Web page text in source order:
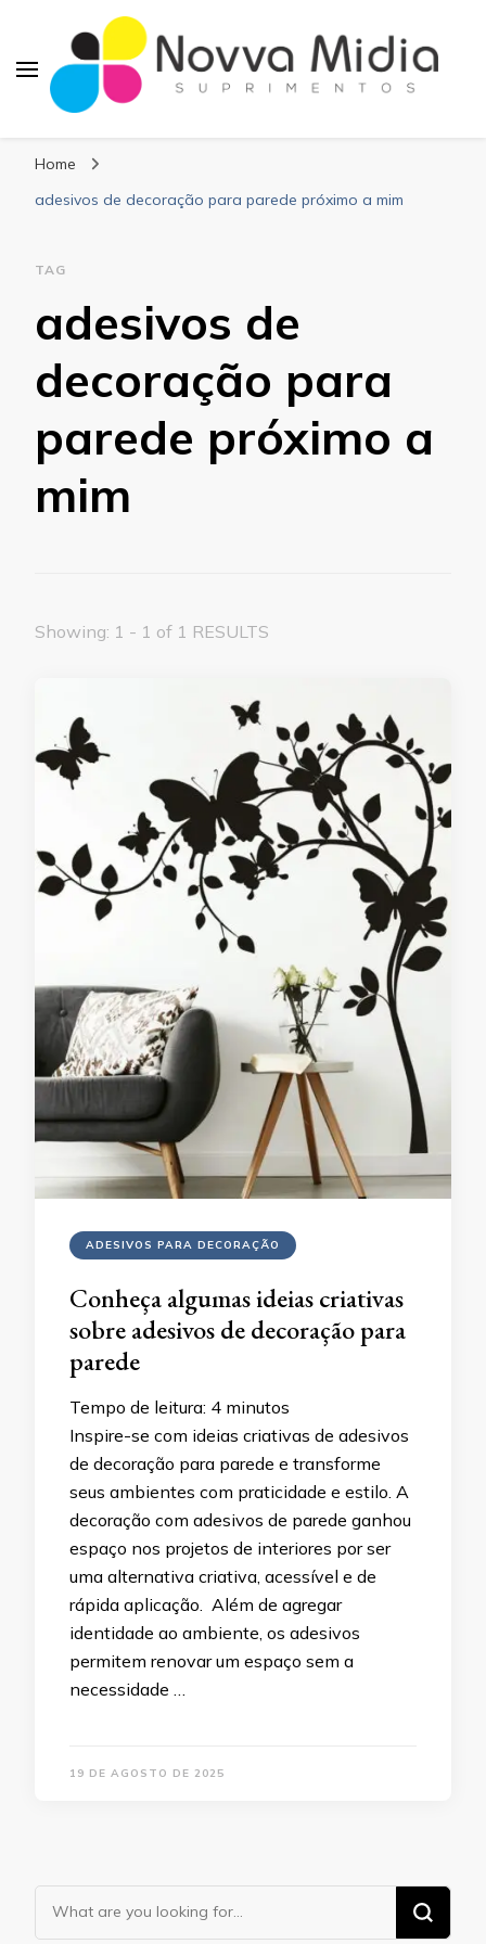
Home
adesivos de decoração para parede próximo a mim
TAG
adesivos de
decoração para
parede próximo a
mim
Showing: 1 - 1 of 1 RESULTS
ADESIVOS PARA DECORAÇÃO
Conheça algumas ideias criativas
sobre adesivos de decoração para
parede
Tempo de leitura: 4 minutos
Inspire-se com ideias criativas de adesivos
de decoração para parede e transforme
seus ambientes com praticidade e estilo. A
decoração com adesivos de parede ganhou
espaço nos projetos de interiores por ser
uma alternativa criativa, acessível e de
rápida aplicação. Além de agregar
identidade ao ambiente, os adesivos
permitem renovar um espaço sem a
necessidade …
19 DE AGOSTO DE 2025
Looking
for